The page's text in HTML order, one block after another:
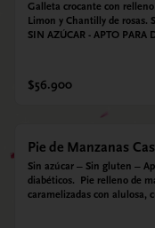
Galleta crocante con relleno
Limon y Chantilly de rosas.
SIN AZÚCAR - APTO PARA
$56.900
Pie de Manzanas
Sin azúcar – Sin gluten –
diabéticos.  Pie relleno de
caramelizadas con alulosa,